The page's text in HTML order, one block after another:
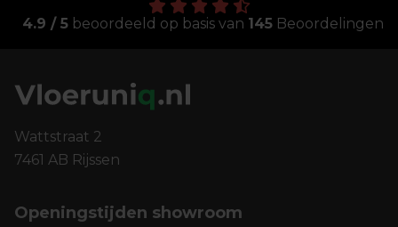
4.9 / 5beoordeeld op basis van 145Beoordelingen
Wattstraat 2
7461 AB Rijssen
Openingstijden showroom